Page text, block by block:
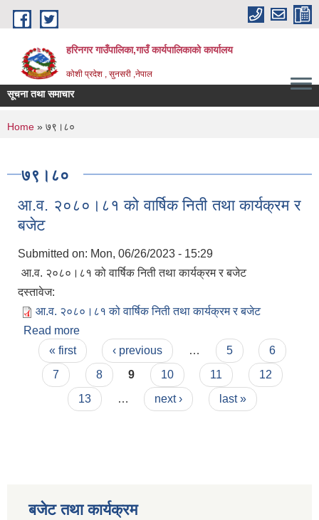
Skip to main content
हरिनगर गाउँपालिका,गाउँ कार्यपालिकाको कार्यालय
कोशी प्रदेश , सुनसरी ,नेपाल
सूचना तथा समाचार
You are here
Home » ७९।८०
७९।८०
आ.व. २०८०।८१ को वार्षिक निती तथा कार्यक्रम र
बजेट
Submitted on: Mon, 06/26/2023 - 15:29
आ.व. २०८०।८१ को वार्षिक निती तथा कार्यक्रम र बजेट
दस्तावेज:
आ.व. २०८०।८१ को वार्षिक निती तथा कार्यक्रम र बजेट
Read more
बजेट
Pages
« first ‹ previous … 5
6
7
8 9 10 11
12
13
… next › last »
बजेट तथा कार्यक्रम